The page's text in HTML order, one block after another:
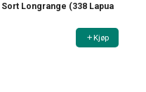
Longrange (338 Lapua
Kjøp